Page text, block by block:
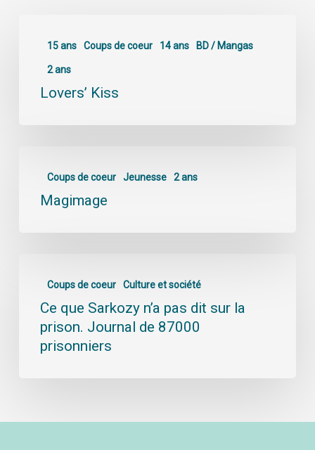
15 ans Coups de coeur 14 ans BD / Mangas
2 ans
Lovers’ Kiss
Coups de coeur Jeunesse 2 ans
Magimage
Coups de coeur Culture et société
Ce que Sarkozy n’a pas dit sur la
prison. Journal de 87000
prisonniers